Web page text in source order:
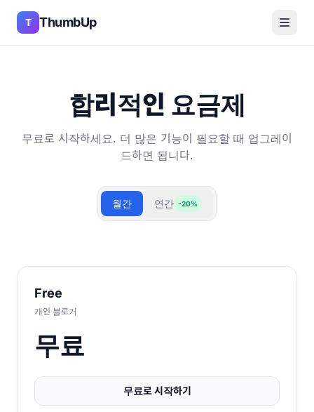
T ThumbUp
합리적인 요금제
무료로 시작하세요. 더 많은 기능이 필요할 때 업그레이
드하면 됩니다.
월간 연간 -20%
Free
개인 블로거
무료
무료로 시작하기